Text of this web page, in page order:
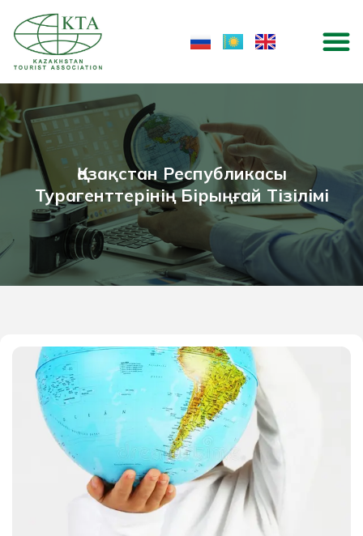
content
Қазақстан Республикасы
Турагенттерінің Бірыңғай Тізілімі